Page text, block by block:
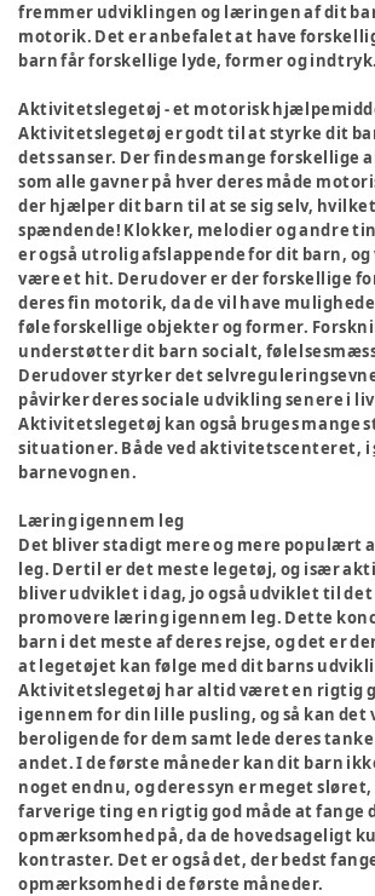
fremmer udviklingen og læringen af dit
motorik. Det er anbefalet at have
barn får forskellige lyde, former og indtryk.
Aktivitetslegetøj - et motorisk
Aktivitetslegetøj er godt til at styrke dit
dets sanser. Der findes mange
som alle gavner på hver deres måde
der hjælper dit barn til at se sig selv,
spændende! Klokker, melodier og andre
er også utrolig afslappende for dit barn,
være et hit. Derudover er der forskellige
deres fin motorik, da de vil have
føle forskellige objekter og former.
understøtter dit barn socialt,
Derudover styrker det
påvirker deres sociale udvikling senere i
Aktivitetslegetøj kan også bruges mange
situationer. Både ved aktivitetscenteret, i
barnevognen.
Læring igennem leg
Det bliver stadigt mere og mere populært
leg. Dertil er det meste legetøj, og især
bliver udviklet i dag, jo også udviklet til
promovere læring igennem leg. Dette
barn i det meste af deres rejse, og det er
at legetøjet kan følge med dit barns
Aktivitetslegetøj har altid været en rigtig
igennem for din lille pusling, og så kan
beroligende for dem samt lede deres
andet. I de første måneder kan dit barn
noget endnu, og deres syn er meget
farverige ting en rigtig god måde at fange
opmærksomhed på, da de hovedsageligt
kontraster. Det er også det, der bedst
opmærksomhed i de første måneder.